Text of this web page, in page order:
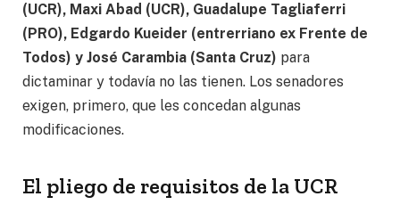
(UCR), Maxi Abad (UCR), Guadalupe Tagliaferri
(PRO), Edgardo Kueider (entrerriano ex Frente de
Todos) y José Carambia (Santa Cruz) para
dictaminar y todavía no las tienen. Los senadores
exigen, primero, que les concedan algunas
modificaciones.
El pliego de requisitos de la UCR